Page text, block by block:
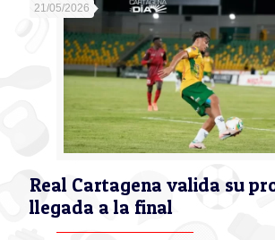
21/05/2026
Real Cartagena valida su
llegada a la final